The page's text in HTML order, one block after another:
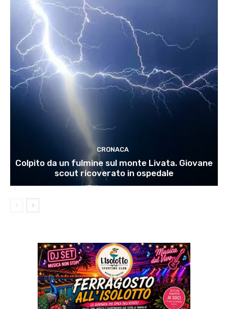
CRONACA
Colpito da un fulmine sul monte Livata. Giovane
scout ricoverato in ospedale